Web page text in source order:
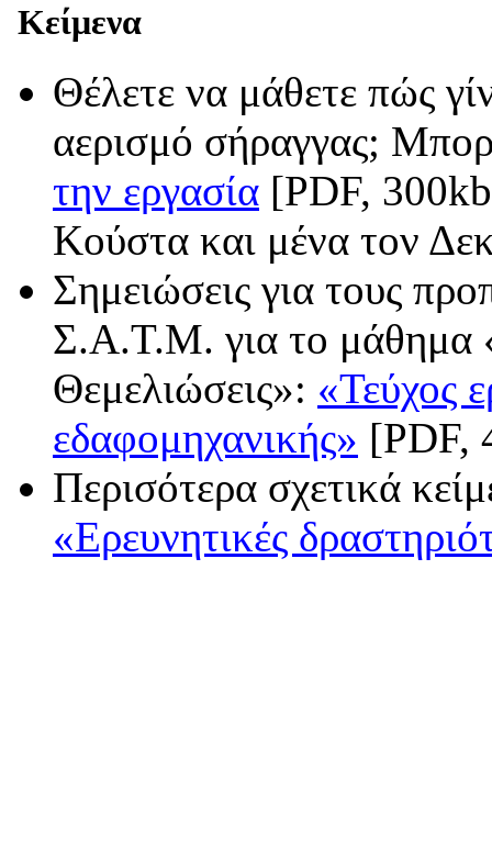
Κείμενα
Θέλετε να μάθετε πώς
αερισμό σήραγγας;
την εργασία [PDF,
Κούστα και μένα τον
Σημειώσεις για τους
Σ.Α.Τ.Μ. για το μάθημα
Θεμελιώσεις»: «Τεύχος
εδαφομηχανικής» [PDF,
Περισότερα σχετικά
«Ερευνητικές